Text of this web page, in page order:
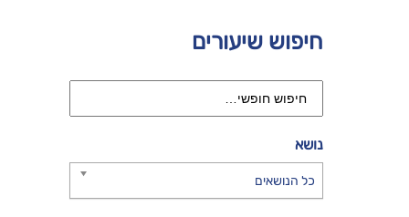
חיפוש שיעורים
נושא
כל הנושאים